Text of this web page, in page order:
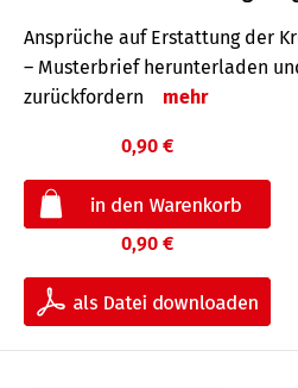
Ansprüche auf Erstattung der
– Musterbrief herunterladen
zurückfordern
mehr
0,90 €
0,90 €